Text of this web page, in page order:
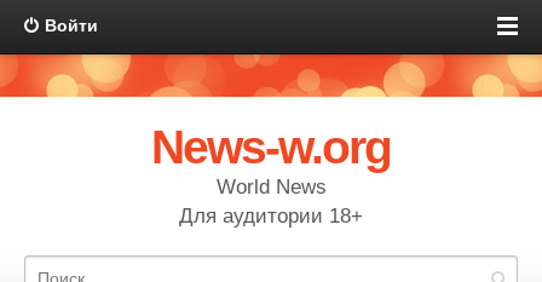
Войти
News-w.org
World News
Для аудитории 18+